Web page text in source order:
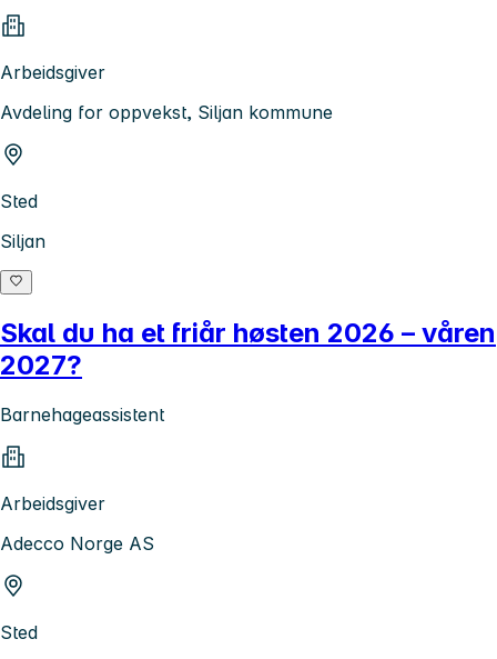
Arbeidsgiver
Avdeling for oppvekst, Siljan kommune
Sted
Siljan
Skal du ha et friår høsten 2026 – våren
2027?
Barnehageassistent
Arbeidsgiver
Adecco Norge AS
Sted